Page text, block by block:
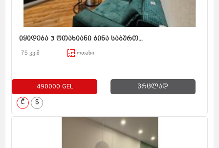
იყიდება 3 ოთახიანი ბინა საბურთ...
75 კვ.მ ოთახი
490000 GEL ვრცლად
₾ $